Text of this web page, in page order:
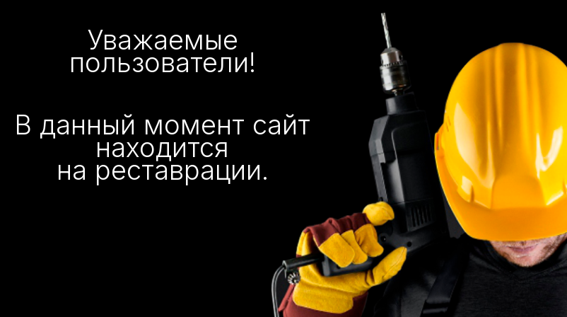
Уважаемые
пользователи!
В данный момент сайт
находится
на реставрации.